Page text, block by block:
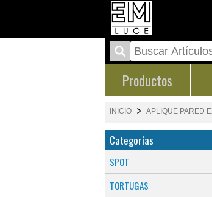
Productos
INICIO APLIQUE PARED
Categorías
SPOT
TORTUGAS